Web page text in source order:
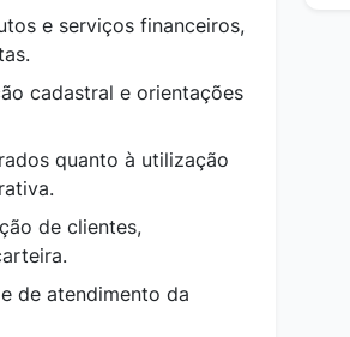
e serviços financeiros,
cadastral e orientações
quanto à utilização
de clientes,
de atendimento da